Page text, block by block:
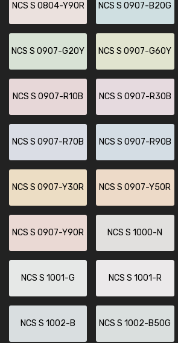
NCS S 0804-Y90R NCS S 0907-B20G
NCS S 0907-G20Y NCS S 0907-G60Y
NCS S 0907-R10B NCS S 0907-R30B
NCS S 0907-R70B NCS S 0907-R90B
NCS S 0907-Y30R NCS S 0907-Y50R
NCS S 0907-Y90R NCS S 1000-N
NCS S 1001-G NCS S 1001-R
NCS S 1002-B NCS S 1002-B50G